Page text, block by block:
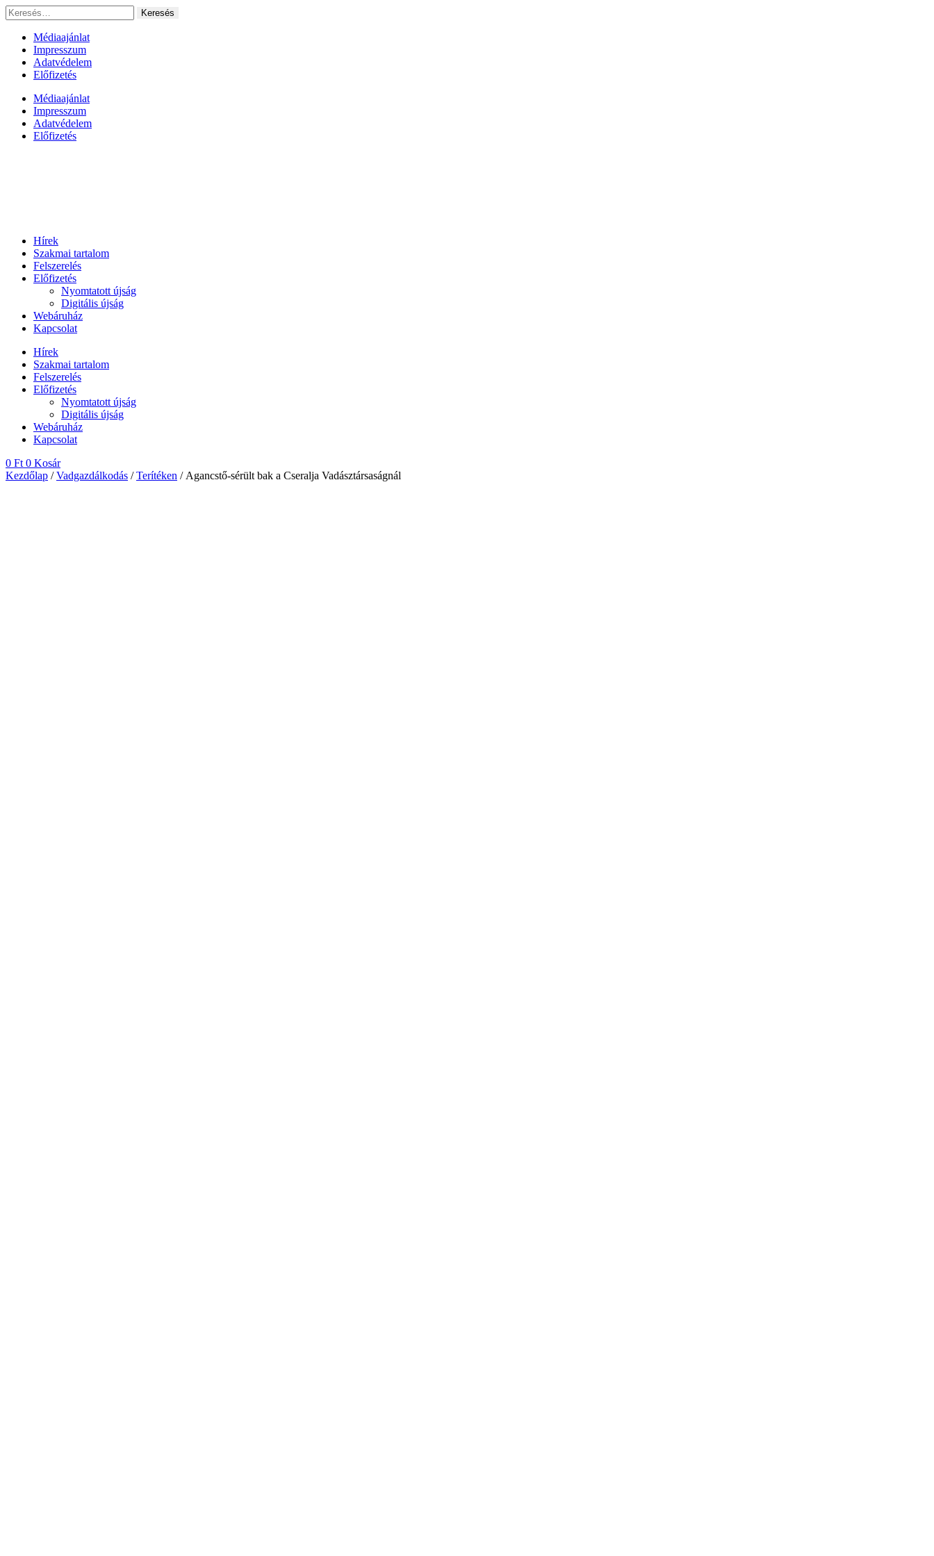
Ugrás
a
tartalomhoz
Keresés:
Médiaajánlat
Impresszum
Adatvédelem
Előfizetés
Médiaajánlat
Impresszum
Adatvédelem
Előfizetés
Hírek
Szakmai tartalom
Felszerelés
Előfizetés
Nyomtatott újság
Digitális újság
Webáruház
Kapcsolat
Hírek
Szakmai tartalom
Felszerelés
Előfizetés
Nyomtatott újság
Digitális újság
Webáruház
Kapcsolat
0 Ft 0 Kosár
Kezdőlap /Vadgazdálkodás /Terítéken / Agancstő-sérült bak a Cseralja Vadásztársaságnál